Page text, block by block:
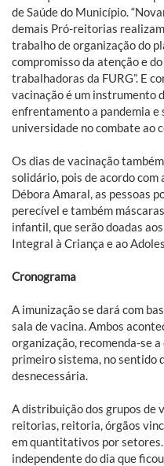
de Saúde do Município.
demais Pró-reitorias
trabalho de organização do
compromisso da atenção e
trabalhadoras da FURG”. E
vacinação é um instrumento
enfrentamento a pandemia e
universidade no combate ao
Os dias de vacinação
solidário, pois de acordo
Débora Amaral, as pessoas
perecível e também
infantil, que serão doadas
Integral à Criança e ao
Cronograma
A imunização se dará com
sala de vacina. Ambos
organização, recomenda-se
primeiro sistema, no sentido
desnecessária.
A distribuição dos grupos de
reitorias, reitoria, órgãos
em quantitativos por
independente do dia que